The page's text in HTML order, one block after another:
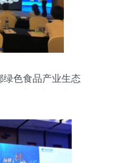
绿色食品产业生态